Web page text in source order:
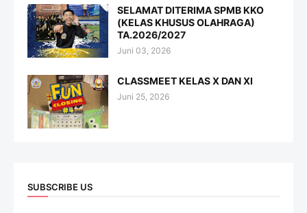
SELAMAT DITERIMA SPMB KKO
(KELAS KHUSUS OLAHRAGA)
TA.2026/2027
Juni 03, 2026
CLASSMEET KELAS X DAN XI
Juni 25, 2026
SUBSCRIBE US